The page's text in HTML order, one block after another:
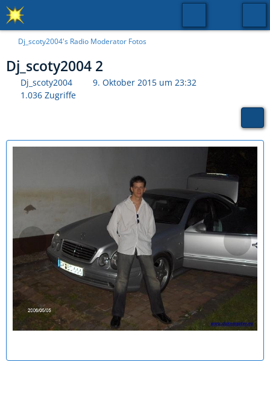
Dj_scoty2004's Radio Moderator Fotos
Dj_scoty2004 2
Dj_scoty2004
9. Oktober 2015 um 23:32
1.036 Zugriffe